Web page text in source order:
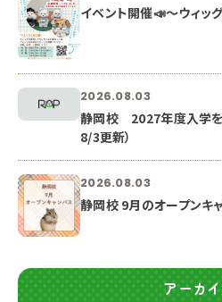
イベント開催📣～ウィッ
2026.08.03
静岡校 2027年度入学を
8/3更新）
2026.08.03
静岡校 9月のオープンキ
アーカ